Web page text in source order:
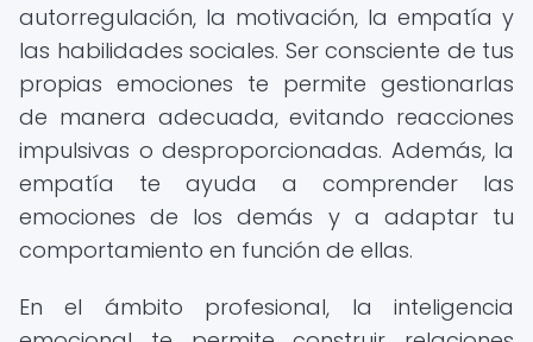
autorregulación, la motivación, la empatía y
las habilidades sociales. Ser consciente de tus
propias emociones te permite gestionarlas
de manera adecuada, evitando reacciones
impulsivas o desproporcionadas. Además, la
empatía te ayuda a comprender las
emociones de los demás y a adaptar tu
comportamiento en función de ellas.
En el ámbito profesional, la inteligencia